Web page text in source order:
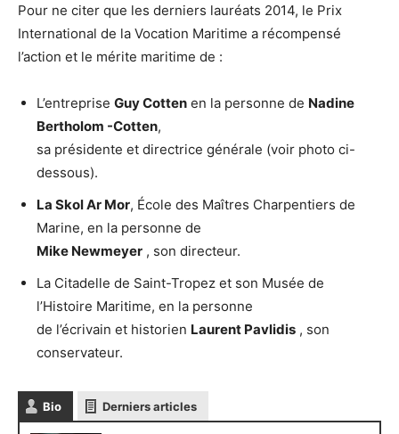
Pour ne citer que les derniers lauréats 2014, le Prix
International de la Vocation Maritime a récompensé
l’action et le mérite maritime de :
L’entreprise Guy Cotten en la personne de Nadine
Bertholom -Cotten,
sa présidente et directrice générale (voir photo ci-
dessous).
La Skol Ar Mor, École des Maîtres Charpentiers de
Marine, en la personne de
Mike Newmeyer , son directeur.
La Citadelle de Saint-Tropez et son Musée de
l’Histoire Maritime, en la personne
de l’écrivain et historien Laurent Pavlidis , son
conservateur.
Bio Derniers articles